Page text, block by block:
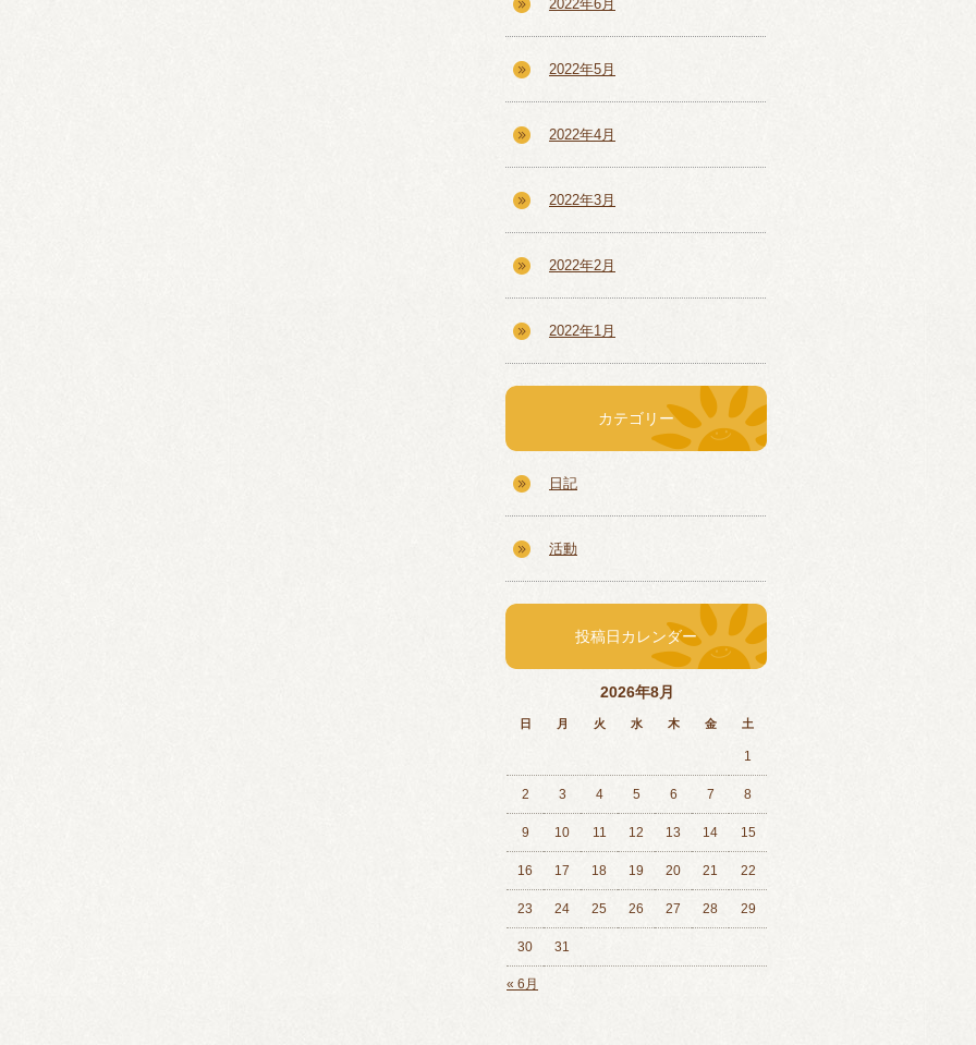
2022年6月
2022年5月
2022年4月
2022年3月
2022年2月
2022年1月
カテゴリー
日記
活動
投稿日カレンダー
2026年8月
日 月 火 水 木 金 土
« 6月
1
2 3 4 5 6 7 8
9 10 11 12 13 14 15
16 17 18 19 20 21 22
23 24 25 26 27 28 29
30 31